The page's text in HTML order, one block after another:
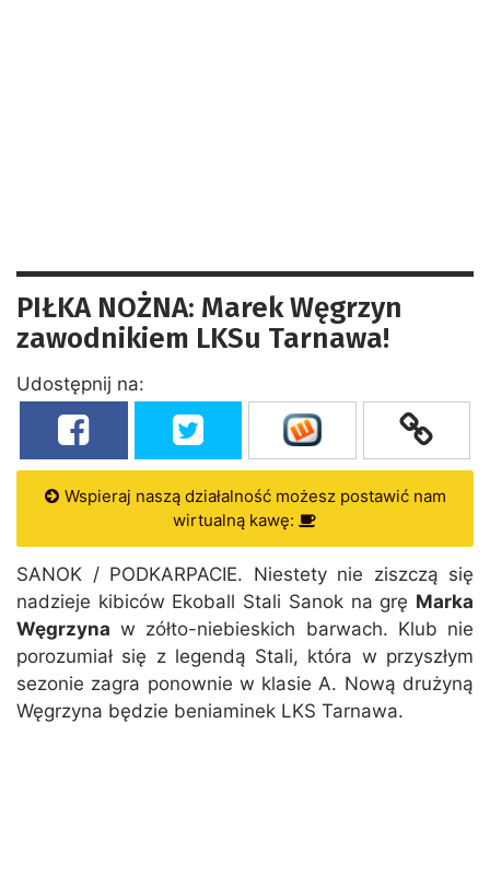
PIŁKA NOŻNA: Marek Węgrzyn
zawodnikiem LKSu Tarnawa!
Udostępnij na:
Wspieraj naszą działalność możesz postawić nam
wirtualną kawę:
SANOK / PODKARPACIE. Niestety nie ziszczą się
nadzieje kibiców Ekoball Stali Sanok na grę Marka
Węgrzyna w zółto-niebieskich barwach. Klub nie
porozumiał się z legendą Stali, która w przyszłym
sezonie zagra ponownie w klasie A. Nową drużyną
Węgrzyna będzie beniaminek LKS Tarnawa.